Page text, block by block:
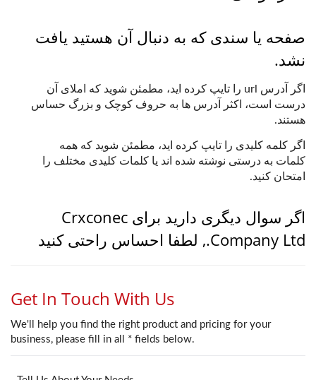
صفحه یا سندی که به دنبال آن هستید یافت
نشد.
اگر آدرس url را تایپ کرده اید، مطمئن شوید که املای آن
درست است، اکثر آدرس ها به حروف کوچک و بزرگ حساس
هستند.
اگر کلمه کلیدی را تایپ کرده اید، مطمئن شوید که همه
کلمات به درستی نوشته شده اند یا کلمات کلیدی مختلف را
امتحان کنید.
اگر سوال دیگری دارید برای Crxconec
Company Ltd., لطفا احساس راحتی کنید